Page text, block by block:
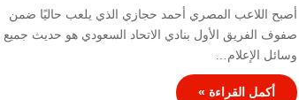
أصبح اللاعب المصري أحمد حجازي الذي يلعب حاليًا ضمن
صفوف الفريق الأول بنادي الاتحاد السعودي هو حديث جميع
وسائل الإعلام…
أكمل القراءة »